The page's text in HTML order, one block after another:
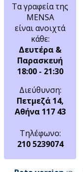
Τα γραφεία της
MENSA
είναι ανοιχτά
κάθε:
Δευτέρα &
Παρασκευή
18:00 - 21:30
Διεύθυνση:
Πετμεζά 14,
Αθήνα 117 43
Τηλέφωνο:
210 5239074